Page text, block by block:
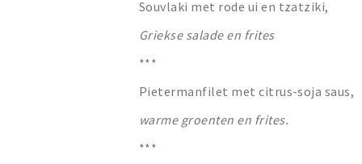
Souvlaki met rode ui en tzatziki,
Griekse salade en frites
***
Pietermanfilet met citrus-soja saus,
warme groenten en frites.
***